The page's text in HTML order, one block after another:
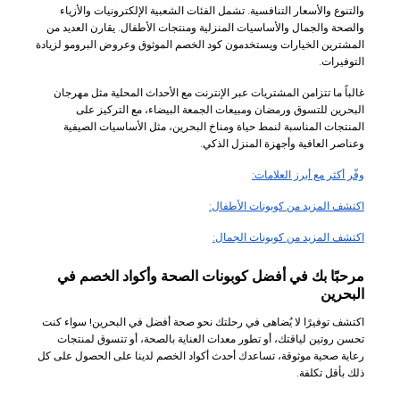
والتنوع والأسعار التنافسية. تشمل الفئات الشعبية الإلكترونيات والأزياء
والصحة والجمال والأساسيات المنزلية ومنتجات الأطفال. يقارن العديد من
المشترين الخيارات ويستخدمون كود الخصم الموثوق وعروض البرومو لزيادة
التوفيرات.
غالباً ما تتزامن المشتريات عبر الإنترنت مع الأحداث المحلية مثل مهرجان
البحرين للتسوق ورمضان ومبيعات الجمعة البيضاء، مع التركيز على
المنتجات المناسبة لنمط حياة ومناخ البحرين، مثل الأساسيات الصيفية
وعناصر العافية وأجهزة المنزل الذكي.
وفّر أكثر مع أبرز العلامات:
اكتشف المزيد من كوبونات الأطفال:
اكتشف المزيد من كوبونات الجمال:
مرحبًا بك في أفضل كوبونات الصحة وأكواد الخصم في
البحرين
اكتشف توفيرًا لا يُضاهى في رحلتك نحو صحة أفضل في البحرين! سواء كنت
تحسن روتين لياقتك، أو تطور معدات العناية بالصحة، أو تتسوق لمنتجات
رعاية صحية موثوقة، تساعدك أحدث أكواد الخصم لدينا على الحصول على كل
ذلك بأقل تكلفة.